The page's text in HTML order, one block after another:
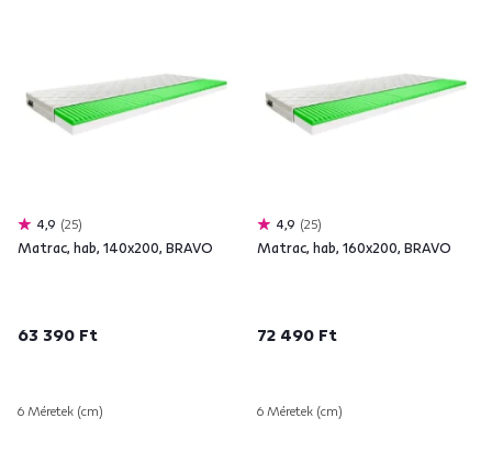
4,9 25
Matrac, hab, 140x200, BRAVO
63 390 Ft
6 Méretek (cm)
4,9 25
Matrac, hab, 160x200, BRAVO
72 490 Ft
6 Méretek (cm)